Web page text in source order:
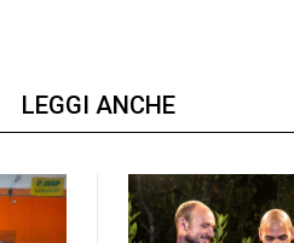
LEGGI ANCHE